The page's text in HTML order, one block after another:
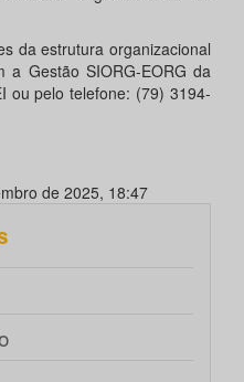
da estrutura organizacional
Gestão SIORG-EORG da
ou pelo telefone: (79) 3194-
de 2025, 18:47